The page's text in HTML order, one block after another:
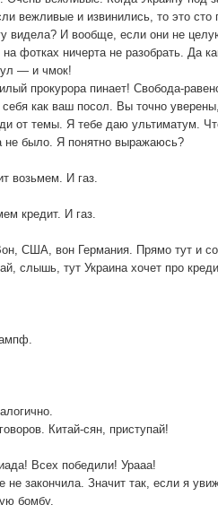
вежливые и извинились, то это сто
И вообще, если они не
фотках ничерта не разобрать. Да
— и чмок!
прокурора пинает! Свобода-
как ваш посол. Вы точно
от темы. Я тебе даю ультиматум.
не было. Я понятно выражаюсь?
возьмем. И газ.
кредит. И газ.
США, вон Германия. Прямо тут и
слышь, тут Украина хочет про
Китай-сян, приступай!
Всех победили! Урааа!
закончила. Значит так, если я
бомбу.